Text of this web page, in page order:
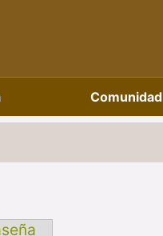
Comunidad